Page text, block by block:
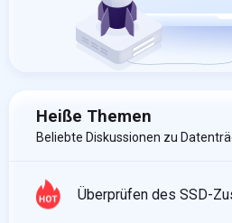
Heiße Themen
Beliebte Diskussionen zu
Überprüfen des SSD-